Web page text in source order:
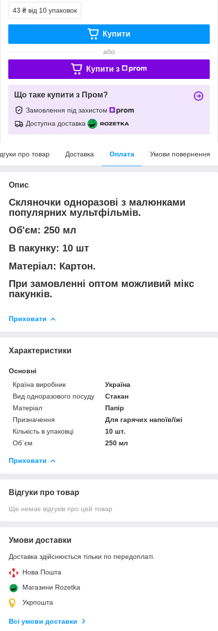
43 ₴ від 10 упаковок
Купити
або
Купити з
Що таке купити з Пром?
Замовлення під захистом
Доступна доставка
про товар Доставка Оплата Умови повернення
Опис
Скляночки одноразові з малюнками
популярних мультфільмів.
Об'єм: 250 мл
В пакунку: 10 шт
Матеріал: Картон.
При замовленні оптом можливий мікс
пакунків.
Приховати
Характеристики
Основні
Країна виробник
Україна
Вид одноразового посуду
Стакан
Матеріал
Папір
Призначення
Для гарячих напоїв/їжі
Кількість в упаковці
10 шт.
Об`єм
250 мл
Приховати
Відгуки про товар
Ще немає відгуків про цей товар
Умови доставки
Доставка здійснюється тільки по передоплаті.
Нова Пошта
Магазини Rozetka
Укрпошта
Всі умови доставки